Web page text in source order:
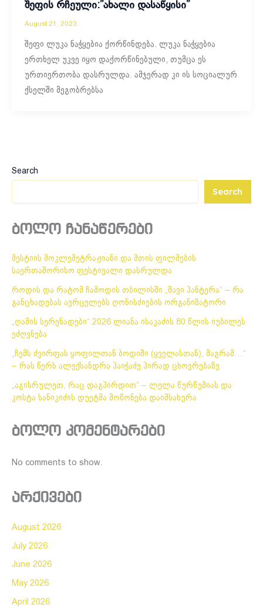
შეფის რჩეული:”ახალი დასაწყისი”
August 21, 2023
შეფი ლუკა ნაჭყებია ქორწინდება. ლუკა ნაჭყებია
ერთხელ უკვე იყო დაქორწინებული, თუმცა ეს
ურთიერთობა დასრულდა. ამჯერად კი ის სოციალურ
ქსელში მეგობრებსა
Search
Search
ბოლო ჩანაწერები
მესტიის მოკლემეტრაჟიანი და მთის ფილმების
საერთაშორისო ფესტივალი დასრულდა
როდის და რატომ ჩამოდის თბილისში „შავი პანტერა“ – რა
განცხადებას ავრცელებს ღონისძიების ორგანიზატორი
„ღამის სერენადები“ 2026 ლიანა ისაკაძის 80 წლის იუბილეს
ეძღვნება
„ჩემს ძვირფას ყოფილთან ბოდიში (ყველასთან), მაგრამ…“
– რას წერს ალექსანდრა პაიჭაძე პირად ცხოვრებაზე
„აგისრულეთ, რაც დაგპირდით“ – ლელა წურწუმიას და
კოსტა სანიკიძის დუეტმა მოწონება დაიმსახურა
ბოლო კომენტარები
No comments to show.
არქივები
August 2026
July 2026
June 2026
May 2026
April 2026